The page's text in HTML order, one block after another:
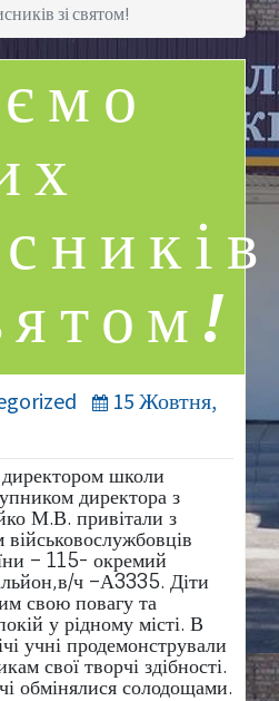
зі святом!
15 Жовтня,
школи
директора з
М.В. привітали з
– 115- окремий
ч –А3335. Діти
свою повагу та
у рідному місті. В
учні продемонстрували
свої творчі здібності.
обмінялися солодощами.